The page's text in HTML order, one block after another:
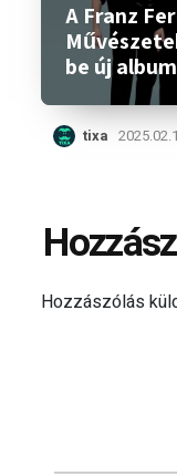
A Franz
be új
tixa
Hozzászólás